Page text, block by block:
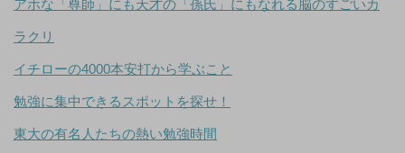
アホな「尊師」にも天才の「孫氏」にもなれる脳のすごいカ
ラクリ
イチローの4000本安打から学ぶこと
勉強に集中できるスポットを探せ！
東大の有名人たちの熱い勉強時間